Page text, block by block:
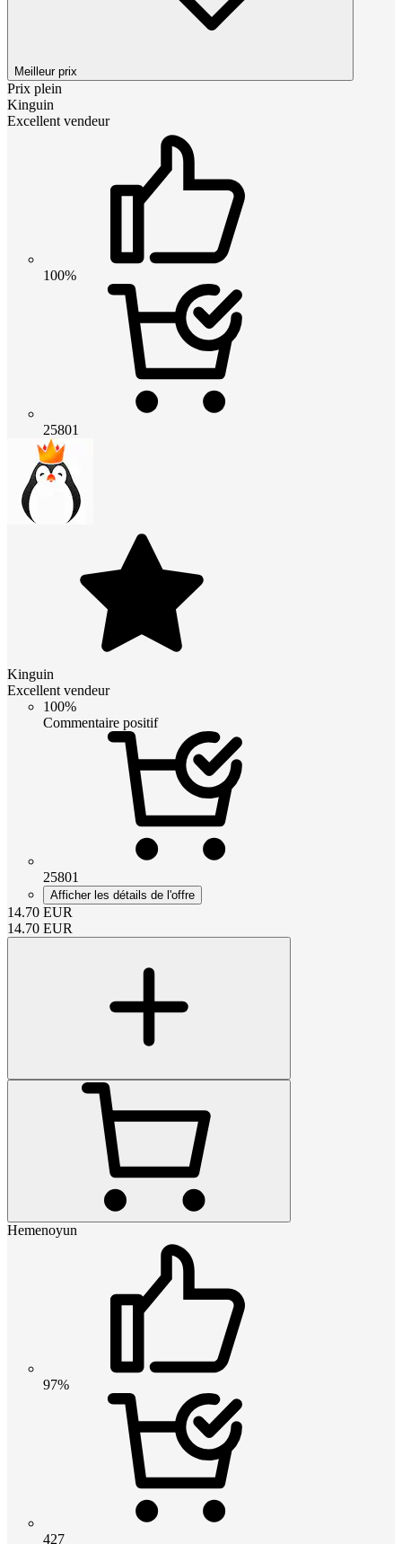
Meilleur prix
Prix plein
Kinguin
Excellent vendeur
100%
25801
Kinguin
Excellent vendeur
100%
Commentaire positif
25801
Afficher les détails de l'offre
14.70 EUR
14.70 EUR
Hemenoyun
97%
427